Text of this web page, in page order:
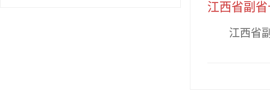
江西省副
江西省副